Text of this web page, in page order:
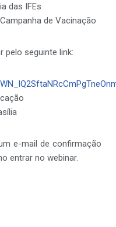
das IFEs
de Vacinação
pelo seguinte link:
e-mail de confirmação
entrar no webinar.